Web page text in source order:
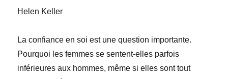
Helen Keller
La confiance en soi est une question importante.
Pourquoi les femmes se sentent-elles parfois
inférieures aux hommes, même si elles sont tout